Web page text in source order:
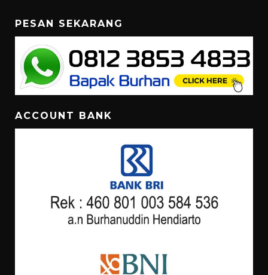
PESAN SEKARANG
ACCOUNT BANK